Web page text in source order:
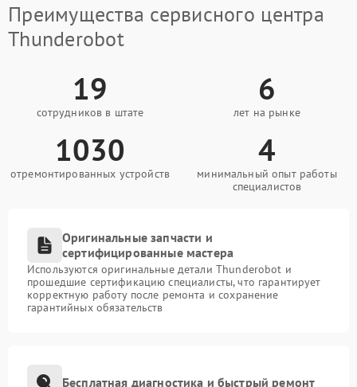
Преимущества сервисного центра
Thunderobot
19
сотрудников в штате
6
лет на рынке
1030
отремонтированных устройств
4
минимальный опыт работы
специалистов
Оригинальные запчасти и
сертифицированные мастера
Используются оригинальные детали Thunderobot и
прошедшие сертификацию специалисты, что гарантирует
корректную работу после ремонта и сохранение
гарантийных обязательств
Бесплатная диагностика и быстрый ремонт